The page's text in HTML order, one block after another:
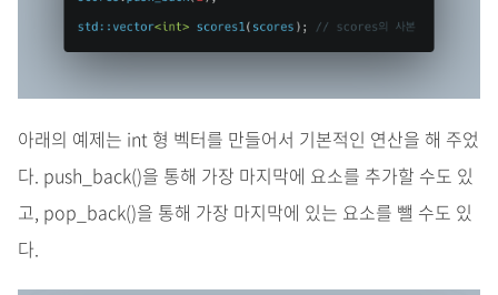
아래의 예제는 int 형 벡터를 만들어서 기본적인 연산을 해 주었
다. push_back()을 통해 가장 마지막에 요소를 추가할 수도 있
고, pop_back()을 통해 가장 마지막에 있는 요소를 뺄 수도 있
다.